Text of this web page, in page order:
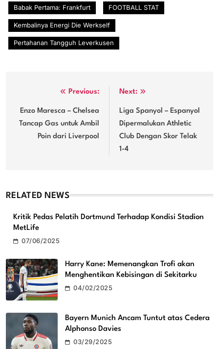
Babak Pertama: Frankfurt FOOTBALL STAT
Kembalinya Energi Die Werkself
Pertahanan Tangguh Leverkusen
navigation
Previous:
Enzo Maresca – Chelsea
Tancap Gas untuk Ambil
Poin dari Liverpool
Next:
Liga Spanyol – Espanyol
Dipermalukan Athletic
Club Dengan Skor Telak
1-4
RELATED NEWS
Kritik Pedas Pelatih Dortmund Terhadap Kondisi Stadion
MetLife
07/06/2025
Harry Kane: Memenangkan Trofi akan
Menghentikan Kebisingan di Sekitarku
04/02/2025
Bayern Munich Ancam Tuntut atas Cedera
Alphonso Davies
03/29/2025